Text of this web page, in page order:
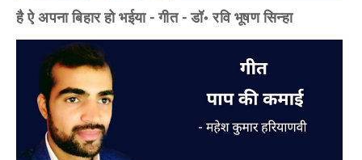
है ऐ अपना बिहार हो भईया - गीत - डॉ॰ रवि भूषण सिन्हा